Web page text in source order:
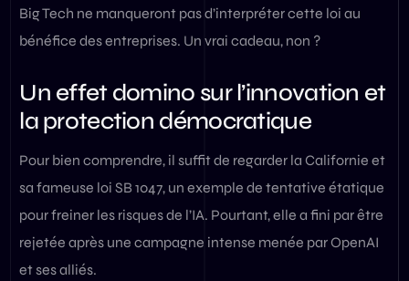
Big Tech ne manqueront pas d’interpréter cette loi au
bénéfice des entreprises. Un vrai cadeau, non ?
Un effet domino sur l’innovation et
la protection démocratique
Pour bien comprendre, il suffit de regarder la Californie et
sa fameuse loi SB 1047, un exemple de tentative étatique
pour freiner les risques de l’IA. Pourtant, elle a fini par être
rejetée après une campagne intense menée par OpenAI
et ses alliés.